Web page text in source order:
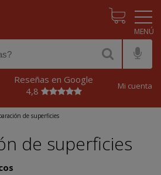
Reseñas en Google
4,8
Mi cuenta
de superficies
de superficies